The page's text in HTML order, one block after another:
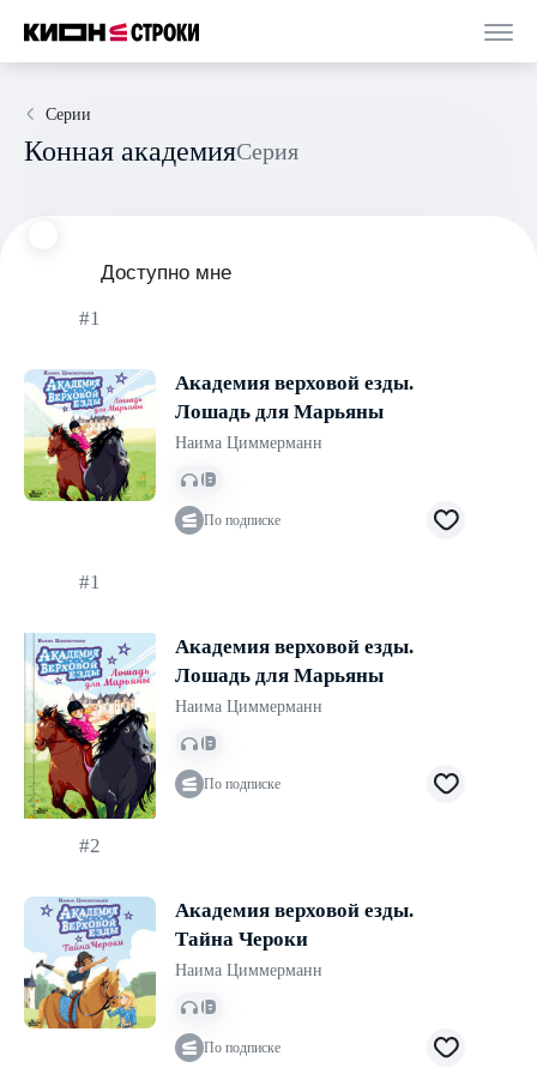
Серии
Конная академия Серия
Доступно мне
#1
Академия верховой езды.
Лошадь для Марьяны
Наима Циммерманн
По подписке
#1
Академия верховой езды.
Лошадь для Марьяны
Наима Циммерманн
По подписке
#2
Академия верховой езды.
Тайна Чероки
Наима Циммерманн
По подписке